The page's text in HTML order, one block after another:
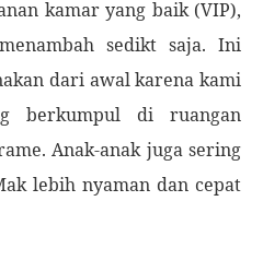
kamar yang baik (VIP),
sedikt saja. Ini
dari awal karena kami
berkumpul di ruangan
Anak-anak juga sering
lebih nyaman dan cepat